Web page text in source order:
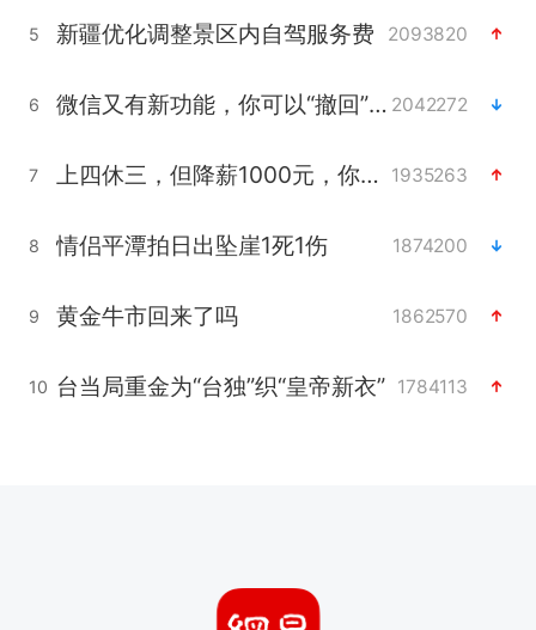
5 新疆优化调整景区内自驾服务费 2093820
6 微信又有新功能，你可以“撤回”你的撤回了！ 2042272
7 上四休三，但降薪1000元，你接受吗？ 1935263
8 情侣平潭拍日出坠崖1死1伤 1874200
9 黄金牛市回来了吗 1862570
10 台当局重金为“台独”织“皇帝新衣” 1784113